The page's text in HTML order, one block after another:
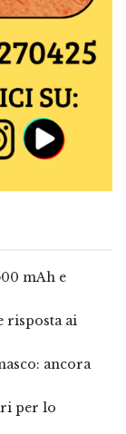
mAh e
risposta ai
ancora
per lo